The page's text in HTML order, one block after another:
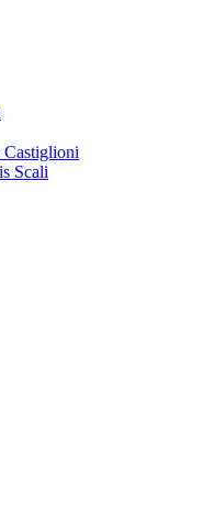
Scali